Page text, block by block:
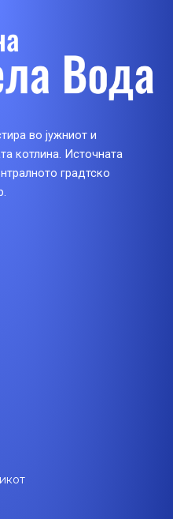
во јужниот и
котлина. Источната
градтско